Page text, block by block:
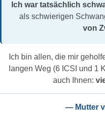
Ich war tatsächlich
als schwierigen
von
Ich bin allen, die mir
langen Weg (6 ICSI und 1
auch Ihnen:
— Mutter